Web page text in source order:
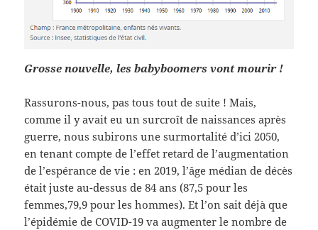
Grosse nouvelle, les babyboomers vont mourir !
Rassurons-nous, pas tous tout de suite ! Mais,
comme il y avait eu un surcroît de naissances après
guerre, nous subirons une surmortalité d’ici 2050,
en tenant compte de l’effet retard de l’augmentation
de l’espérance de vie : en 2019, l’âge médian de décès
était juste au-dessus de 84 ans (87,5 pour les
femmes,79,9 pour les hommes). Et l’on sait déjà que
l’épidémie de COVID-19 va augmenter le nombre de